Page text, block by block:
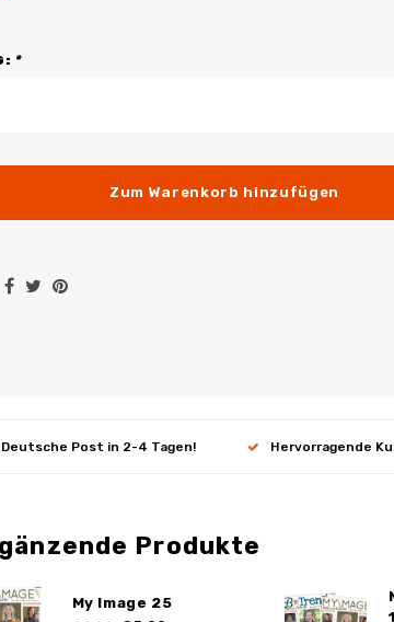
*
Zum Warenkorb hinzufügen
Post in 2-4 Tagen! Hervorragende
Produkte
My Image 25